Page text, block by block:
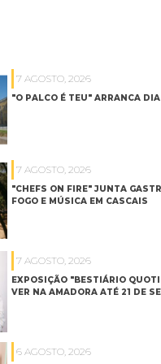
7 AGOSTO, 2026
"O PALCO É TEU" ARRANCA
7 AGOSTO, 2026
"CHEFS ON FIRE" JUNTA
FOGO E MÚSICA EM CASCAIS
7 AGOSTO, 2026
EXPOSIÇÃO "BESTIÁRIO
VER NA AMADORA ATÉ 21 DE
6 AGOSTO, 2026